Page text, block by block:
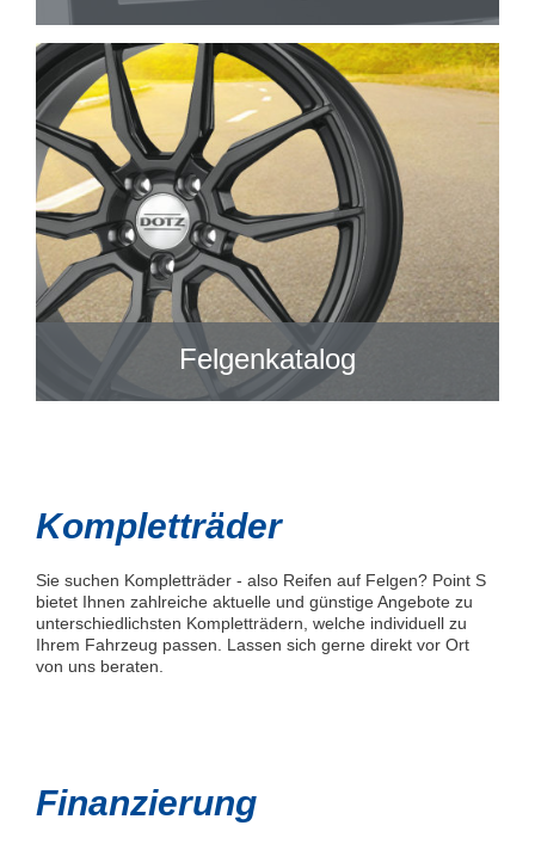
Felgenkatalog
Kompletträder
Sie suchen Kompletträder - also Reifen auf Felgen? Point S
bietet Ihnen zahlreiche aktuelle und günstige Angebote zu
unterschiedlichsten Kompletträdern, welche individuell zu
Ihrem Fahrzeug passen. Lassen sich gerne direkt vor Ort
von uns beraten.
Finanzierung